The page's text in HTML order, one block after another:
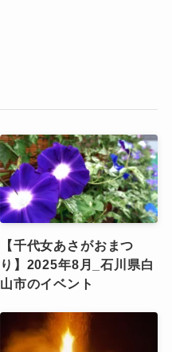
【千代女あさがおまつ
り】2025年8月_石川県白
山市のイベント